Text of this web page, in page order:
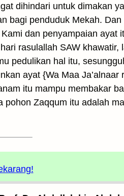
dihindari untuk dimakan
bagi penduduk Mekah. Dan
dan penyampaian ayat
rasulallah SAW khawatir,
pedulikan hal itu,
ayat {Wa Maa Ja’alnaar
itu mampu membakar
pohon Zaqqum itu adalah